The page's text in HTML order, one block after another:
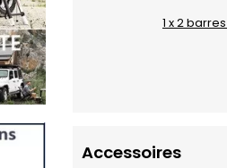
1 x 2
Accessoires